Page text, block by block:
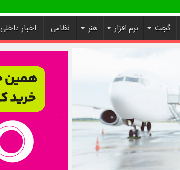
گجت نرم افزار هنر نظامی اخبار داخلی